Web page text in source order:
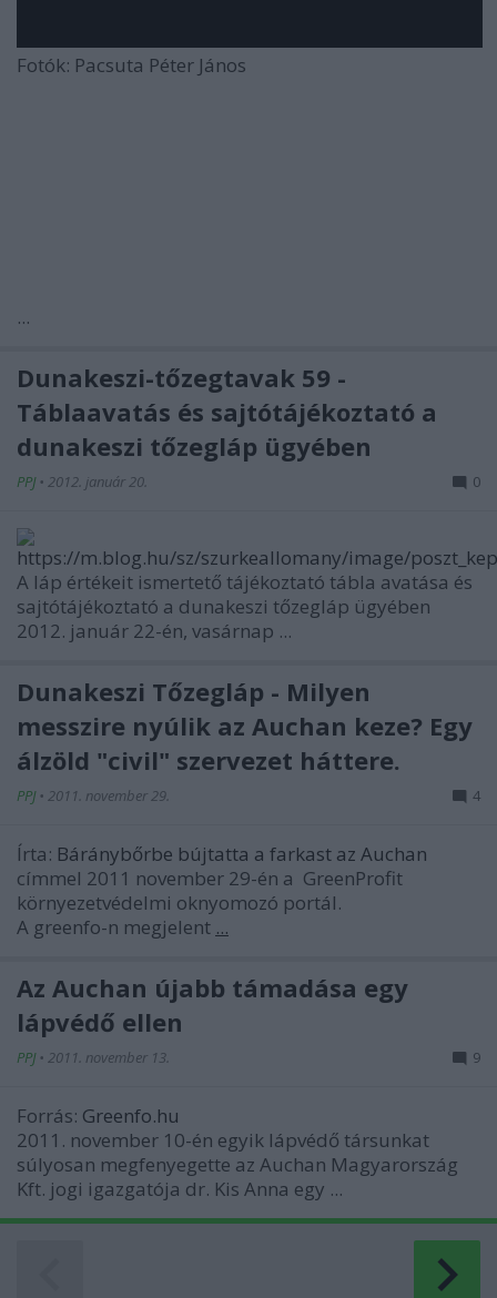
Fotók: Pacsuta Péter János
...
Dunakeszi-tőzegtavak 59 -
Táblaavatás és sajtótájékoztató a
dunakeszi tőzegláp ügyében
PPJ • 2012. január 20. 0
A láp értékeit ismertető tájékoztató tábla avatása és
sajtótájékoztató a dunakeszi tőzegláp ügyében
2012. január 22-én, vasárnap ...
Dunakeszi Tőzegláp - Milyen
messzire nyúlik az Auchan keze? Egy
álzöld "civil" szervezet háttere.
PPJ • 2011. november 29. 4
Írta: Báránybőrbe bújtatta a farkast az Auchan
címmel 2011 november 29-én a GreenProfit
környezetvédelmi oknyomozó portál.
A greenfo-n megjelent ...
Az Auchan újabb támadása egy
lápvédő ellen
PPJ • 2011. november 13. 9
Forrás: Greenfo.hu
2011. november 10-én egyik lápvédő társunkat
súlyosan megfenyegette az Auchan Magyarország
Kft. jogi igazgatója dr. Kis Anna egy ...